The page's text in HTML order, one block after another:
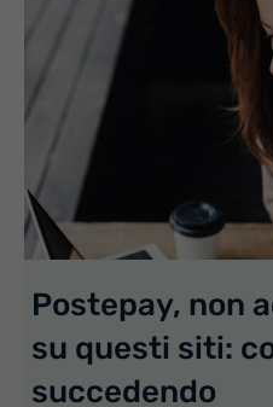
Postepay, non
su questi siti:
succedendo